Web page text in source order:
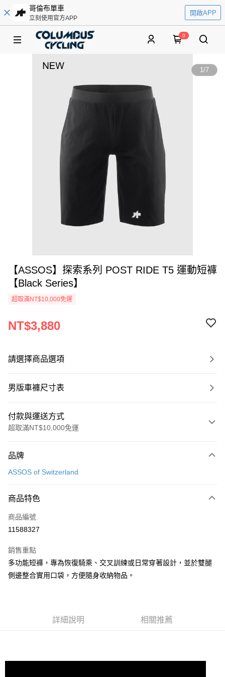
哥倫布單車
立刻使用官方APP
開啟APP
0
1/7
【ASSOS】探索系列 POST RIDE T5 運動短褲
【Black Series】
超取滿NT$10,000免運
NT$3,880
請選擇商品選項
男版車褲尺寸表
付款與運送方式
超取滿NT$10,000免運
信用卡一次付款
Apple Pay
ATM付款
全家取貨付款
每筆NT$90
品牌
ASSOS of Switzerland
商品特色
商品編號
11588327
銷售重點
多功能短褲，專為恢復騎乘、交叉訓練或日常穿著設計，並於雙腿
側邊整合實用口袋，方便隨身收納物品。
詳細說明 相關推薦